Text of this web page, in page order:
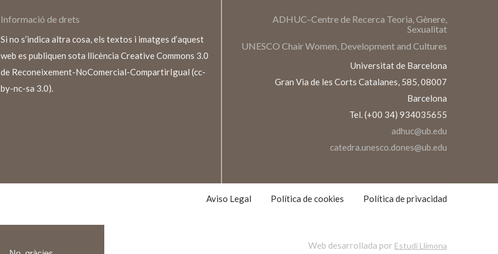
Informació de drets
Si no s’indica altra cosa, els textos i imatges d’aquest
web es publiquen sota llicència Creative Commons 3.0
de Reconeixement-NoComercial-CompartirIgual (cc-
by-nc-sa 3.0).
ADHUC–Centre de Recerca Teoria, Gènere,
Sexualitat
UNESCO Chair Women, Development and Cultures
Universitat de Barcelona
Gran Via de les Corts Catalanes, 585, 08007
Barcelona
Tel. (+00 34) 934035655
adhuc@ub.edu
catedra.unesco.dones@ub.edu
TEXTOS
LEGALES
Aviso Legal Política de cookies Política de privacidad
Web desarrollada por Estudi Llimona